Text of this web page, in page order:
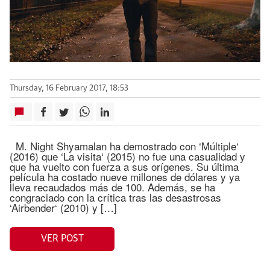
Thursday, 16 February 2017, 18:53
M. Night Shyamalan ha demostrado con ‘Múltiple‘
(2016) que ‘La visita‘ (2015) no fue una casualidad y
que ha vuelto con fuerza a sus orígenes. Su última
película ha costado nueve millones de dólares y ya
lleva recaudados más de 100. Además, se ha
congraciado con la crítica tras las desastrosas
‘Airbender‘ (2010) y […]
VER POST